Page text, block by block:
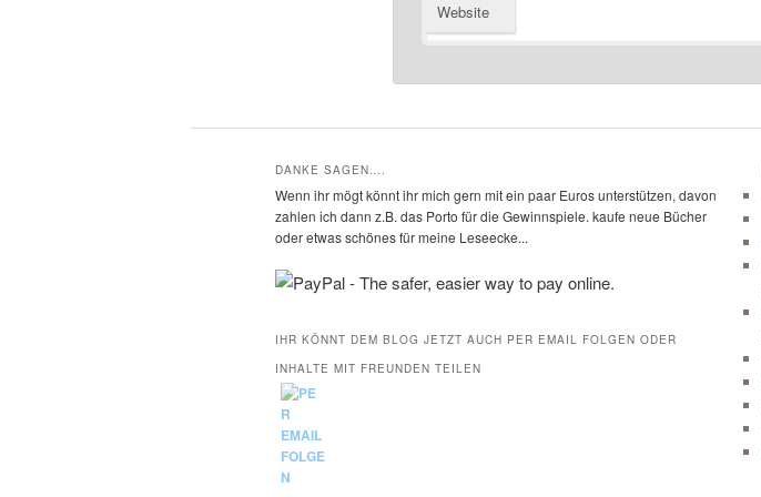
Website
DANKE SAGEN….
Wenn ihr mögt könnt ihr mich gern mit ein paar Euros unterstützen, davon
zahlen ich dann z.B. das Porto für die Gewinnspiele. kaufe neue Bücher
oder etwas schönes für meine Leseecke...
IHR KÖNNT DEM BLOG JETZT AUCH PER EMAIL FOLGEN ODER
INHALTE MIT FREUNDEN TEILEN